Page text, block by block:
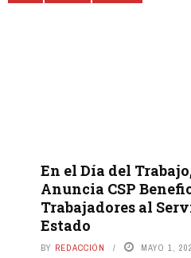
En el Día del
Anuncia CSP
Trabajadores al
Estado
BY REDACCIÓN MAYO 1,